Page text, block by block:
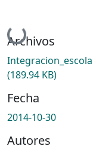
Cargando...
Archivos
(189.94 KB)
Fecha
2014-10-30
Autores